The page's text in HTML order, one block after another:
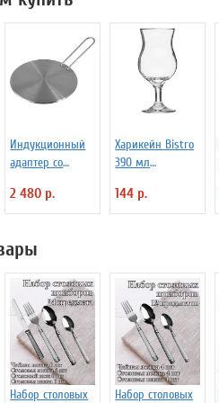
Индукционный
адаптер со
21 см ILSA
7050210
2 480 р.
Харикейн Bistro
390 мл
1150311
144 р.
Набор столовых
Набор столовых